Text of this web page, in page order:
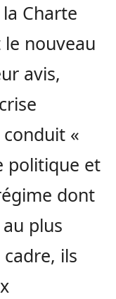
Charte
nouveau
avis,
«
politique et
dont
au plus
ils